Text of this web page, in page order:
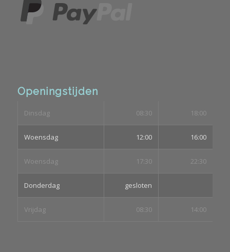
Openingstijden
Dinsdag 08:30 18:00
Woensdag 12:00 16:00
Woensdag 17:30 22:30
Donderdag gesloten
Vrijdag 08:30 14:00